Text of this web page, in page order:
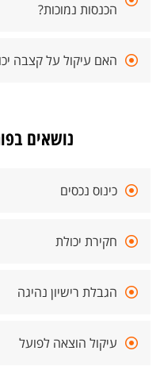
הכנסות נמוכות?
האם עיקול על קצבה
נושאים
כינוס נכסים
חקירת יכולת
הגבלת רישיון נהיגה
עיקול הוצאה לפועל